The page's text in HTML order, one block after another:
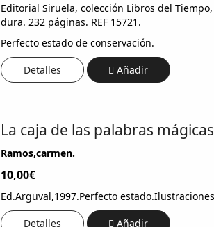
Editorial Siruela, colección Libros del
dura. 232 páginas. REF 15721.
Perfecto estado de conservación.
Detalles Añadir
La caja de las palabras
Ramos,carmen.
10,00€
Ed.Arguval,1997.Perfecto
Detalles Añadir